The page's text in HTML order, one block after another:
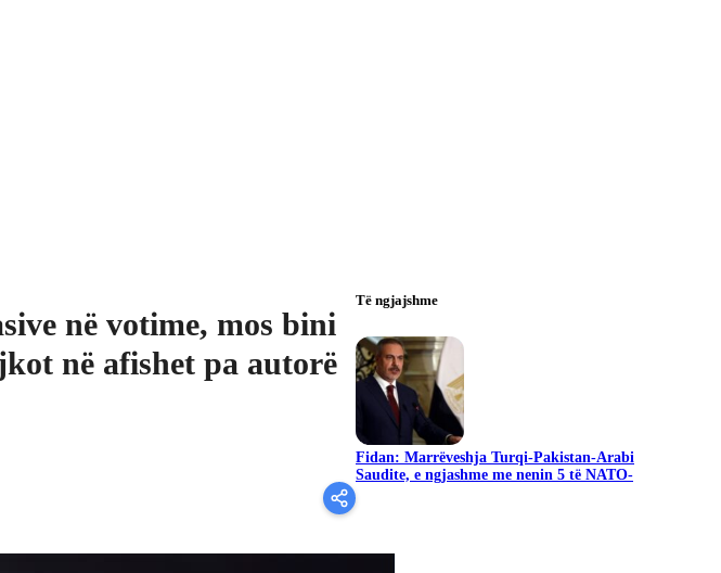
në votime, mos bini
në afishet pa autorë
Të ngjajshme
Fidan: Marrëveshja Turqi-Pakistan-Arabi
Saudite, e ngjashme me nenin 5 të NATO-